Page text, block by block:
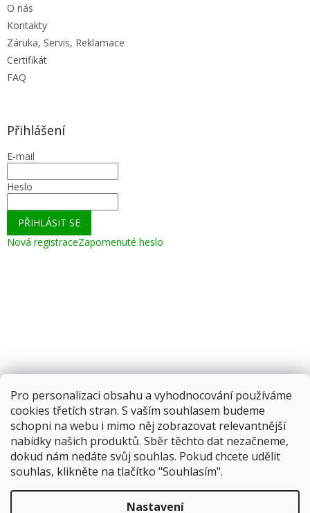
Pro personalizaci obsahu a vyhodnocování používáme
cookies třetích stran. S vaším souhlasem budeme
schopni na webu i mimo něj zobrazovat relevantnější
nabídky našich produktů. Sběr těchto dat nezačneme,
dokud nám nedáte svůj souhlas. Pokud chcete udělit
souhlas, klikněte na tlačítko "Souhlasím".
Nastavení
O nás
Kontakty
Záruka, Servis, Reklamace
Certifikát
FAQ
Přihlášení
E-mail
Heslo
PŘIHLÁSIT SE
Nová registraceZapomenuté heslo